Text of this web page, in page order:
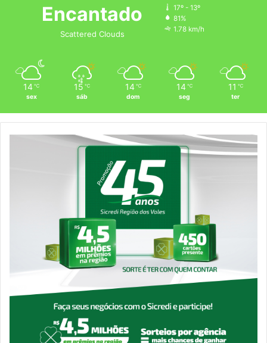
Encantado
Scattered Clouds
17º - 13º
81%
1.78 km/h
14 ℃
sex
15 ℃
sáb
14 ℃
dom
14 ℃
seg
11 ℃
ter